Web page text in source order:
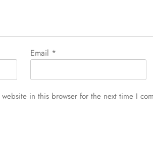
Email *
in this browser for the next time I
नशा विरोधी 100-सप्ताह
शुरुआत की, आर्थिक और
को मिला नया बढ़ावा